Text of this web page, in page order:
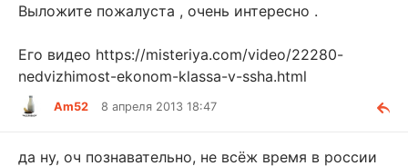
Выложите пожалуста , очень интересно .
Его видео https://misteriya.com/video/22280-
nedvizhimost-ekonom-klassa-v-ssha.html
Am52 8 апреля 2013 18:47
да ну, оч познавательно, не всёж время в россии